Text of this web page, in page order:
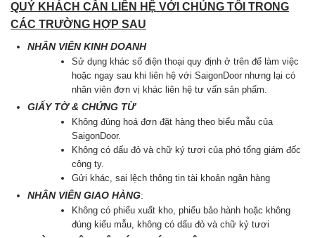
QUÝ KHÁCH CẦN LIÊN HỆ VỚI CHÚNG TÔI TRONG
CÁC TRƯỜNG HỢP SAU
NHÂN VIÊN KINH DOANH
Sử dụng khác số điện thoại quy định ở trên để làm việc
hoặc ngay sau khi liên hệ với SaigonDoor nhưng lại có
nhân viên đơn vị khác liên hệ tư vấn sản phẩm.
GIẤY TỜ & CHỨNG TỪ
Không đúng hoá đơn đặt hàng theo biểu mẫu của
SaigonDoor.
Không có dấu đỏ và chữ ký tươi của phó tổng giám đốc
công ty.
Gửi khác, sai lệch thông tin tài khoản ngân hàng
NHÂN VIÊN GIAO HÀNG:
Không có phiếu xuất kho, phiếu bảo hành hoặc không
đúng kiểu mẫu, không có dấu đỏ và chữ kỷ tươi